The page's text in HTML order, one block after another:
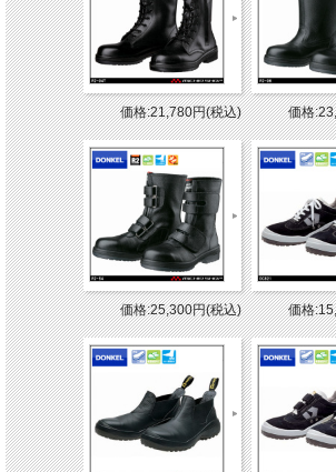
価格:21,780円(税込) 価格
価格:25,300円(税込) 価格